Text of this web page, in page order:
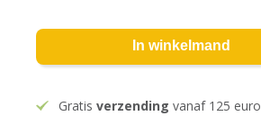
In winkelmand
Gratisverzending vanaf 125 euro